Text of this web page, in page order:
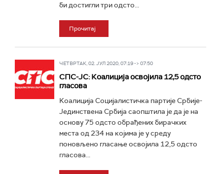
би достигли три одсто...
Прочитај
ЧЕТВРТАК, 02. ЈУЛ 2020, 07:19 -> 07:50
СПС-ЈС: Коалиција освојила 12,5 одсто
гласова
Kоалиција Социјалистичка партије Србије-
Јединствена Србија саопштила је да је на
основу 75 одсто обрађених бирачких
места од 234 на којима је у среду
поновљено гласање освојила 12,5 одсто
гласова...